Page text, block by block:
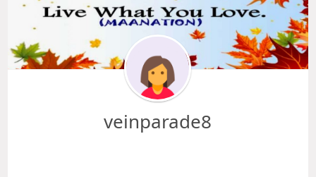
veinparade8